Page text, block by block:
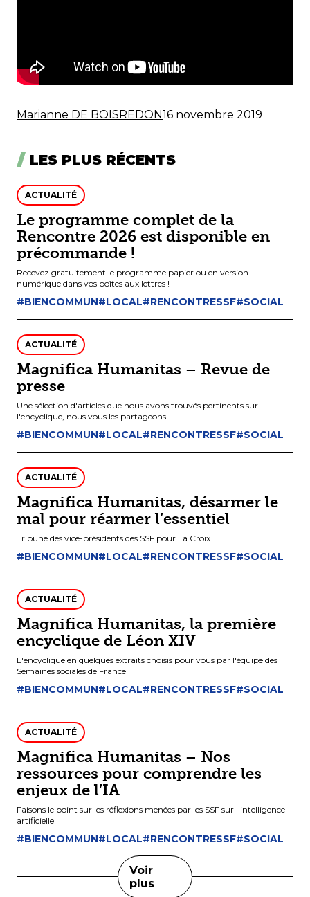
Marianne DE BOISREDON16 novembre 2019
LES PLUS RÉCENTS
ACTUALITÉ
Le programme complet de la
Rencontre 2026 est disponible en
précommande !
Recevez gratuitement le programme papier ou en version
numérique dans vos boîtes aux lettres !
#BIENCOMMUN#LOCAL#RENCONTRESSF#SOCIAL
ACTUALITÉ
Magnifica Humanitas – Revue de
presse
Une sélection d'articles que nous avons trouvés pertinents sur
l'encyclique, nous vous les partageons.
#BIENCOMMUN#LOCAL#RENCONTRESSF#SOCIAL
ACTUALITÉ
Magnifica Humanitas, désarmer le
mal pour réarmer l’essentiel
Tribune des vice-présidents des SSF pour La Croix
#BIENCOMMUN#LOCAL#RENCONTRESSF#SOCIAL
ACTUALITÉ
Magnifica Humanitas, la première
encyclique de Léon XIV
L'encyclique en quelques extraits choisis pour vous par l'équipe des
Semaines sociales de France
#BIENCOMMUN#LOCAL#RENCONTRESSF#SOCIAL
ACTUALITÉ
Magnifica Humanitas – Nos
ressources pour comprendre les
enjeux de l’IA
Faisons le point sur les réflexions menées par les SSF sur l'intelligence
artificielle
#BIENCOMMUN#LOCAL#RENCONTRESSF#SOCIAL
Voir
plus